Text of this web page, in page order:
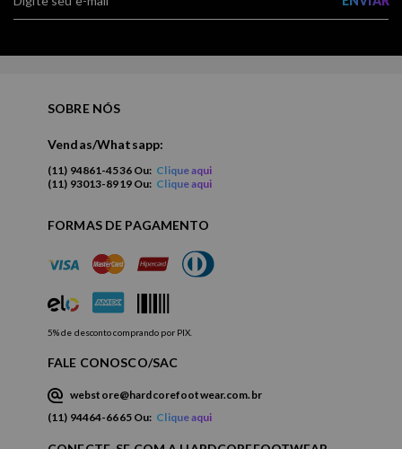
SOBRE NÓS
Vendas/Whatsapp:
(11) 94861-4536 Ou: Clique aqui
(11) 93013-8919 Ou: Clique aqui
FORMAS DE PAGAMENTO
5% de desconto comprando por PIX.
FALE CONOSCO/SAC
webstore@hardcorefootwear.com.br
(11) 94464-6665 Ou: Clique aqui